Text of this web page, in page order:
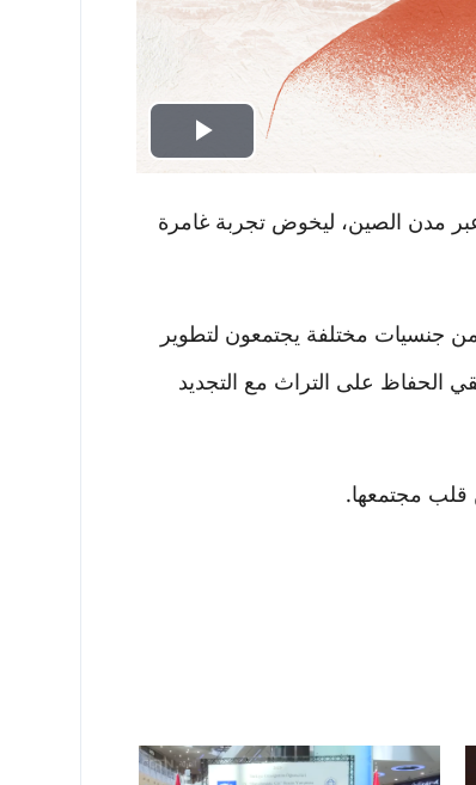
Play
Video
مدن الصين، ليخوض تجربة غامرة
جنسيات مختلفة يجتمعون لتطوير
عمره إلى أكثر من 600 عام، حيث يلتقي الحفاظ على التراث مع التجديد
قلب مجتمعها.